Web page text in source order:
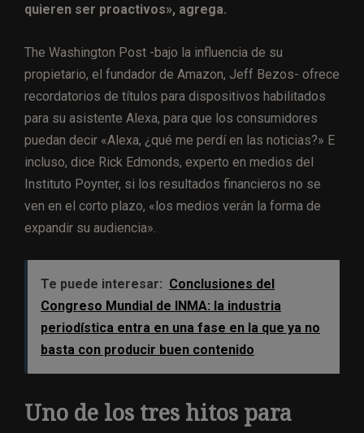
quieren ser proactivos», agrega.
The Washington Post -bajo la influencia de su
propietario, el fundador de Amazon, Jeff Bezos- ofrece
recordatorios de títulos para dispositivos habilitados
para su asistente Alexa, para que los consumidores
puedan decir «Alexa, ¿qué me perdí en las noticias?» E
incluso, dice Rick Edmonds, experto en medios del
Instituto Poynter, si los resultados financieros no se
ven en el corto plazo, «los medios verán la forma de
expandir su audiencia».
Te puede interesar: Conclusiones del
Congreso Mundial de INMA: la industria
periodística entra en una fase en la que ya no
basta con producir buen contenido
Uno de los tres hitos para